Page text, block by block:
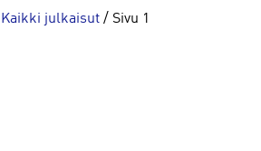
Kaikki julkaisut / Sivu 1